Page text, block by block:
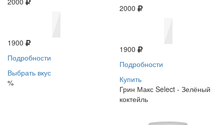
1900
Подробности
Выбрать вкус
%
2000
1900
Подробности
Купить
Грин Макс Select - Зелёный
коктейль